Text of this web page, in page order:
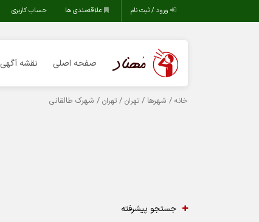
ورود / ثبت نام علاقه‌مندی ها حساب کاربری
صفحه اصلی نقشه آگهی
خانه / شهرها / تهران / تهران / شهرک طالقانی
جستجو پیشرفته